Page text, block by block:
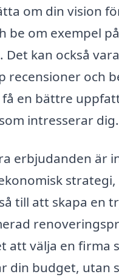
om din vision
be om exempel på
kan också
recensioner och
en bättre
intresserar dig.
erbjudanden är
till att skapa en
att välja en firma
din budget, utan